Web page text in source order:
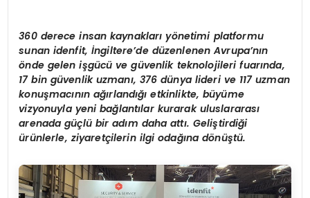
360 derece insan kaynaklarıyönetimi platformu
sunan idenfit, İngiltere’de düzenlenen Avrupa’nın
önde gelen işgücü vegüvenlik teknolojileri fuarında,
17 bin güvenlik uzmanı, 376 dünya lideri ve 117 uzman
konuşmacının ağırlandığı etkinlikte, büyüme
vizyonuyla yeni bağlantılar kurarak uluslararası
arenada güçlü bir adım daha attı. Geliştirdiği
ürünlerle, ziyaretçilerin ilgi odağına dönüştü.